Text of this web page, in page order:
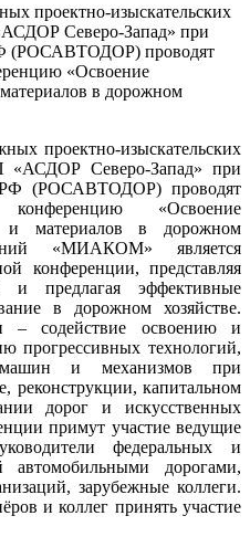
проектно-изыскательских
Северо-Запад» при
(РОСАВТОДОР) проводят
«Освоение
в дорожном
проектно-изыскательских
Северо-Запад» при
(РОСАВТОДОР) проводят
«Освоение
и материалов в дорожном
«МИАКОМ» является
конференции, представляя
и предлагая эффективные
в дорожном хозяйстве.
– содействие освоению и
прогрессивных технологий,
машин и механизмов при
реконструкции, капитальном
дорог и искусственных
примут участие ведущие
федеральных и
автомобильными дорогами,
зарубежные коллеги.
и коллег принять участие